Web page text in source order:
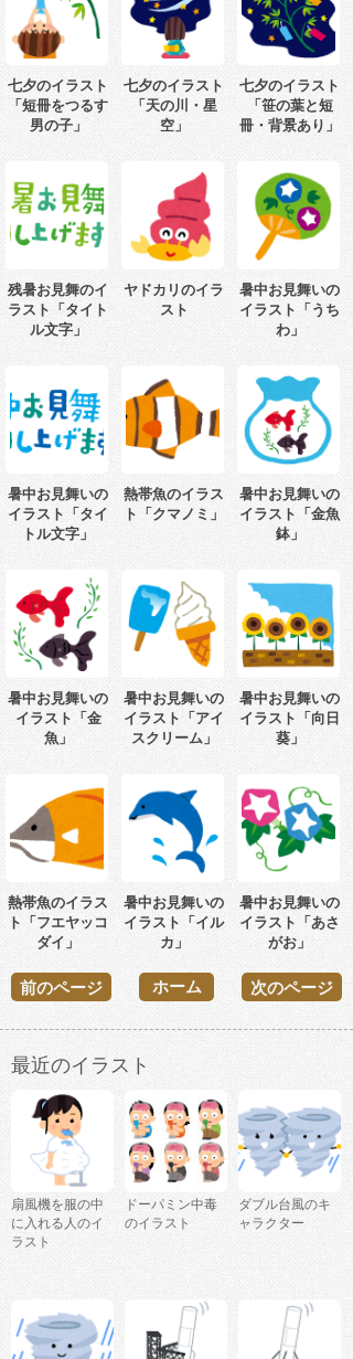
七夕のイラスト
「短冊をつるす
男の子」
七夕のイラスト
「天の川・星
空」
七夕のイラスト
「笹の葉と短
冊・背景あり」
残暑お見舞のイ
ラスト「タイト
ル文字」
ヤドカリのイラ
スト
暑中お見舞いの
イラスト「うち
わ」
暑中お見舞いの
イラスト「タイ
トル文字」
熱帯魚のイラス
ト「クマノミ」
暑中お見舞いの
イラスト「金魚
鉢」
暑中お見舞いの
イラスト「金
魚」
暑中お見舞いの
イラスト「アイ
スクリーム」
暑中お見舞いの
イラスト「向日
葵」
熱帯魚のイラス
ト「フエヤッコ
ダイ」
暑中お見舞いの
イラスト「イル
カ」
暑中お見舞いの
イラスト「あさ
がお」
前のページ 次のページ
ホーム
最近のイラスト
扇風機を服の中
に入れる人のイ
ラスト
ドーパミン中毒
のイラスト
ダブル台風のキ
ャラクター